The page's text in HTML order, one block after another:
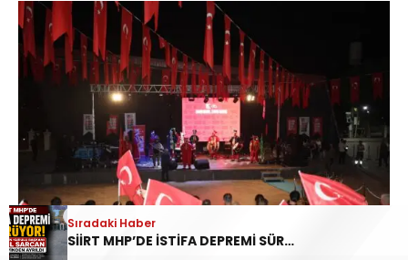
Sıradaki Haber
SİİRT MHP’DE İSTİFA DEPREMİ SÜRÜYOR: İL DİSİPLİN KURULU BAŞKANI HALİL SARCAN GÖREVİNDEN AYRILDI